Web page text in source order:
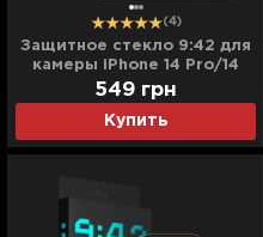
(4)
Защитное стекло 9:42 для
камеры iPhone 14 Pro/14
Pro Max (Clear)
Купить
549 грн